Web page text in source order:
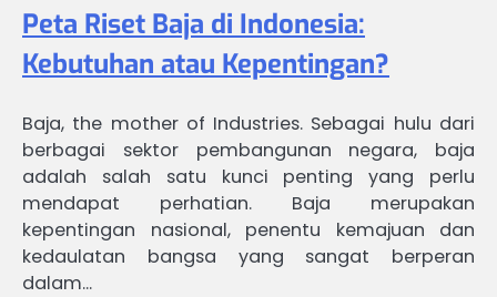
Peta Riset Baja di Indonesia:
Kebutuhan atau Kepentingan?
Baja, the mother of Industries. Sebagai hulu dari
berbagai sektor pembangunan negara, baja
adalah salah satu kunci penting yang perlu
mendapat perhatian. Baja merupakan
kepentingan nasional, penentu kemajuan dan
kedaulatan bangsa yang sangat berperan
dalam…